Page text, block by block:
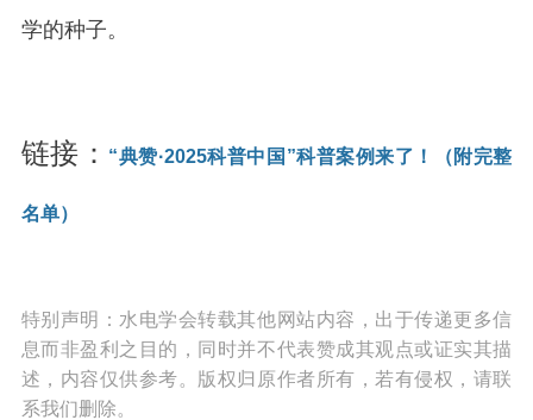
学的种子。
链接： “典赞·2025科普中国”科普案例来了！（附完整
名单）
特别声明：水电学会转载其他网站内容，出于传递更多信
息而非盈利之目的，同时并不代表赞成其观点或证实其描
述，内容仅供参考。版权归原作者所有，若有侵权，请联
系我们删除。